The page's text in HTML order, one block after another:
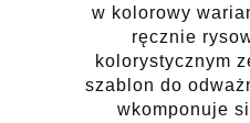
w kolorowy
ręcznie
kolorystycznym
szablon do
wkomponuje